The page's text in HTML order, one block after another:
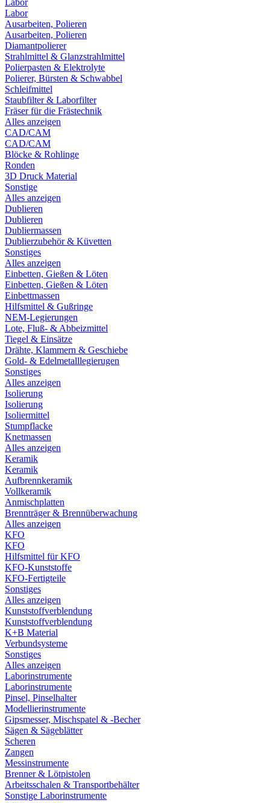
Labor
Labor
Ausarbeiten, Polieren
Ausarbeiten, Polieren
Diamantpolierer
Strahlmittel & Glanzstrahlmittel
Polierpasten & Elektrolyte
Polierer, Bürsten & Schwabbel
Schleifmittel
Staubfilter & Laborfilter
Fräser für die Frästechnik
Alles anzeigen
CAD/CAM
CAD/CAM
Blöcke & Rohlinge
Ronden
3D Druck Material
Sonstige
Alles anzeigen
Dublieren
Dublieren
Dubliermassen
Dublierzubehör & Küvetten
Sonstiges
Alles anzeigen
Einbetten, Gießen & Löten
Einbetten, Gießen & Löten
Einbettmassen
Hilfsmittel & Gußringe
NEM-Legierungen
Lote, Fluß- & Abbeizmittel
Tiegel & Einsätze
Drähte, Klammern & Geschiebe
Gold- & Edelmetalllegierugen
Sonstiges
Alles anzeigen
Isolierung
Isolierung
Isoliermittel
Stumpflacke
Knetmassen
Alles anzeigen
Keramik
Keramik
Aufbrennkeramik
Vollkeramik
Anmischplatten
Brennträger & Brennüberwachung
Alles anzeigen
KFO
KFO
Hilfsmittel für KFO
KFO-Kunststoffe
KFO-Fertigteile
Sonstiges
Alles anzeigen
Kunststoffverblendung
Kunststoffverblendung
K+B Material
Verbundsysteme
Sonstiges
Alles anzeigen
Laborinstrumente
Laborinstrumente
Pinsel, Pinselhalter
Modellierinstrumente
Gipsmesser, Mischspatel & -Becher
Sägen & Sägeblätter
Scheren
Zangen
Messinstrumente
Brenner & Lötpistolen
Arbeitsschalen & Transportbehälter
Sonstige Laborinstrumente